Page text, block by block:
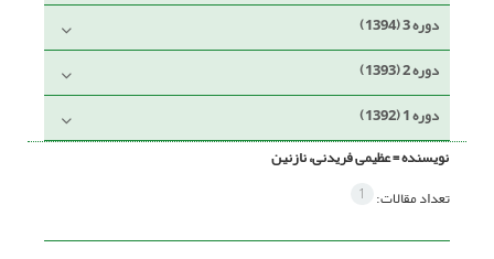
دوره 3 (1394)
دوره 2 (1393)
دوره 1 (1392)
نویسنده =عظیمی فریدنی، نازنین
تعداد مقالات: 1